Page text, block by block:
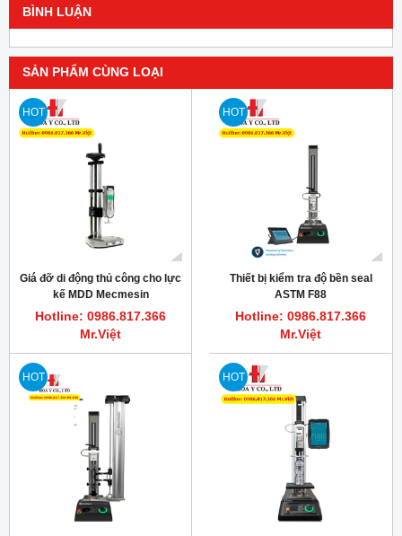
BÌNH LUẬN
SẢN PHẨM CÙNG LOẠI
HOT
Giá đỡ di động thủ công cho lực
kế MDD Mecmesin
Hotline: 0986.817.366
Mr.Việt
HOT
Thiết bị kiểm tra độ bền seal
ASTM F88
Hotline: 0986.817.366
Mr.Việt
HOT HOT